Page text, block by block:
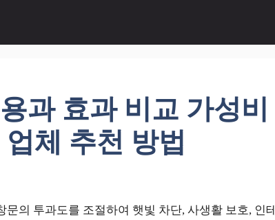
과 효과 비교 가성
체 추천 방법
문의 투과도를 조절하여 햇빛 차단, 사생활 보호, 인